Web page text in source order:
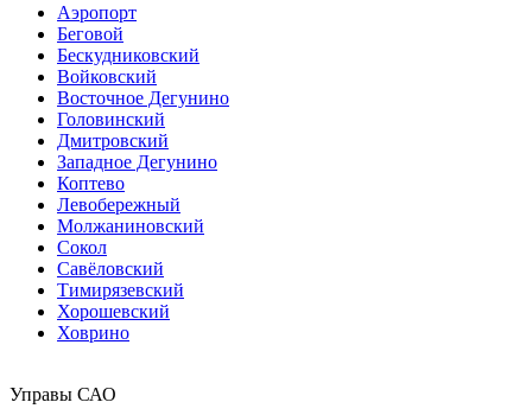
Аэропорт
Беговой
Бескудниковский
Войковский
Восточное Дегунино
Головинский
Дмитровский
Западное Дегунино
Коптево
Левобережный
Молжаниновский
Сокол
Савёловский
Тимирязевский
Хорошевский
Ховрино
Управы САО